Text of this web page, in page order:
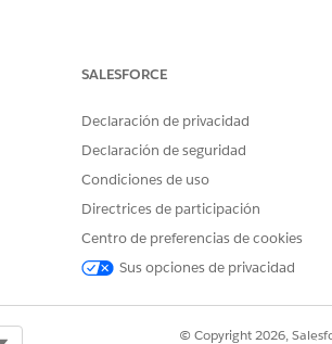
del Modelo de lenguaje grande
este modelo: Azure OpenAI GPT-4
IA generativa Einstein y uso de
es una medición de uso para
o sandbox, consume Solicitudes
consulteUso Einstein.
SALESFORCE
Declaración de privacidad
Declaración de seguridad
Condiciones de uso
Directrices de participación
Centro de preferencias de cookies
Sus opciones de privacidad
© Copyright 2026,